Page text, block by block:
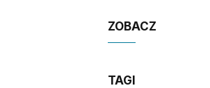
ZOBACZ
TAGI